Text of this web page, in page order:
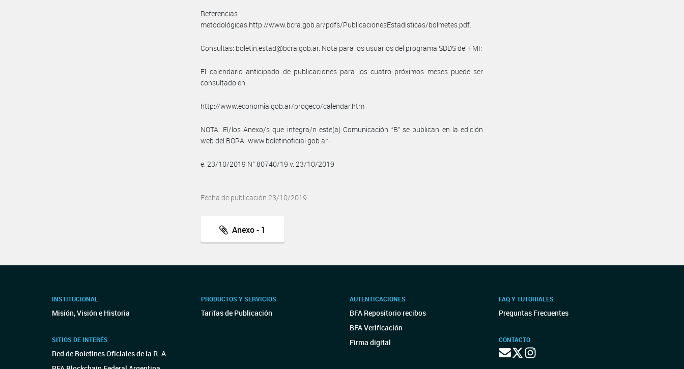
Referencias
metodológicas:http://www.bcra.gob.ar/pdfs/PublicacionesEstadisticas/bolmetes.pdf.
Consultas: boletin.estad@bcra.gob.ar. Nota para los usuarios del programa SDDS del FMI:
El calendario anticipado de publicaciones para los cuatro próximos meses puede ser
consultado en:
http://www.economia.gob.ar/progeco/calendar.htm
NOTA: El/los Anexo/s que integra/n este(a) Comunicación “B” se publican en la edición
web del BORA -www.boletinoficial.gob.ar-
e. 23/10/2019 N° 80740/19 v. 23/10/2019
Fecha de publicación 23/10/2019
Anexo - 1
INSTITUCIONAL
Misión, Visión e Historia
SITIOS DE INTERÉS
Red de Boletines Oficiales de la R. A.
PRODUCTOS Y SERVICIOS
Tarifas de Publicación
AUTENTICACIONES
BFA Repositorio recibos
BFA Verificación
Firma digital
FAQ Y TUTORIALES
Preguntas Frecuentes
CONTACTO